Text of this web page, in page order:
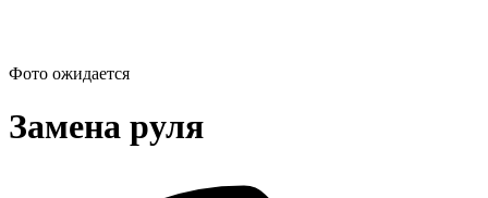
Фото ожидается
Замена руля